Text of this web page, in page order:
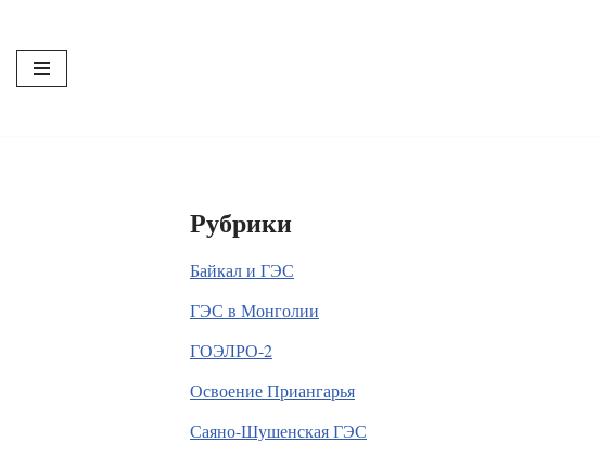
Перейти
к
Рубрики
Байкал и ГЭС
ГЭС в Монголии
ГОЭЛРО-2
Освоение Приангарья
Саяно-Шушенская ГЭС